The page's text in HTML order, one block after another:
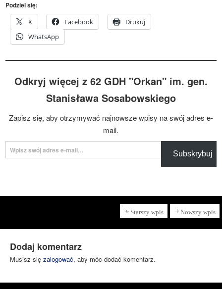
Podziel się:
X
Facebook
Drukuj
WhatsApp
Odkryj więcej z 62 GDH "Orkan" im. gen.
Stanisława Sosabowskiego
Zapisz się, aby otrzymywać najnowsze wpisy na swój adres e-
mail.
Wpisz swój adres e-mail…
Subskrybuj
Starszy wpis Nowszy wpis
Dodaj komentarz
Musisz się zalogować, aby móc dodać komentarz.